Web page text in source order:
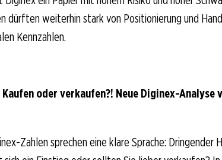
dürften weiterhin stark von Positionierung und
Kennzahlen.
oder verkaufen?! Neue Diginex-
Zahlen sprechen eine klare Sprache: Dringender